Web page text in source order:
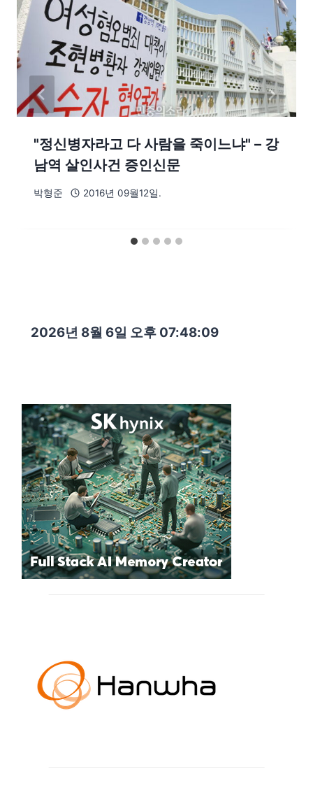
"정신병자라고 다 사람을 죽이느냐" – 강
남역 살인사건 증인신문
박형준 2016년 09월12일.
2026년 8월 6일 오후 07:48:11